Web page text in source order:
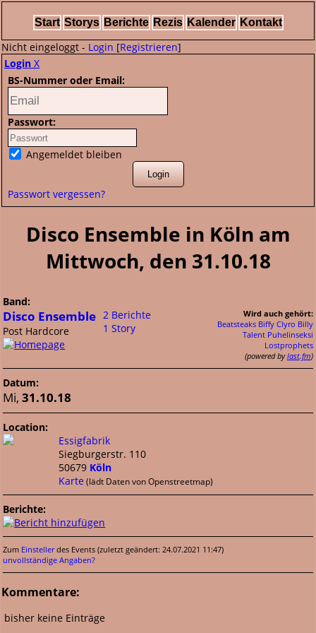
Start Storys Berichte Rezis Kalender Kontakt
Nicht eingeloggt - Login [Registrieren]
Login X
BS-Nummer oder Email:
Passwort:
Angemeldet bleiben
Passwort vergessen?
Disco Ensemble in Köln am
Mittwoch, den 31.10.18
Band:
Disco Ensemble
Post Hardcore
2 Berichte
1 Story
Wird auch gehört:
Beatsteaks Biffy Clyro Billy
Talent Puhelinseksi
Lostprophets
(powered bylast.fm)
Datum:
Mi,31.10.18
Location:
Essigfabrik
Siegburgerstr. 110
50679 Köln
Karte (lädt Daten von Openstreetmap)
Berichte:
Zum Einstellerdes Events (zuletzt geändert: 24.07.2021 11:47)
unvollständige Angaben?
Kommentare:
bisher keine Einträge